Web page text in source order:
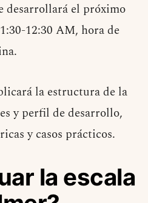
desarrollará el próximo
12:30 AM, hora de
la estructura de la
y perfil de desarrollo,
y casos prácticos.
la escala